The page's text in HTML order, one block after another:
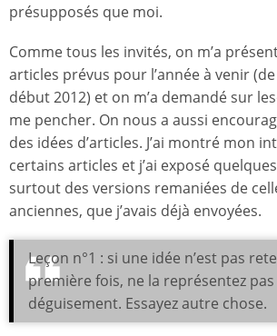
présupposés que moi.
Comme tous les invités, on m’a
articles prévus pour l’année à venir
début 2012) et on m’a demandé sur
me pencher. On nous a aussi
des idées d’articles. J’ai montré mon
certains articles et j’ai exposé
surtout des versions remaniées de
anciennes, que j’avais déjà envoyées.
Leçon n°1 : si une idée n’est pas
première fois, ne la représentez
déguisement. Essayez autre chose.